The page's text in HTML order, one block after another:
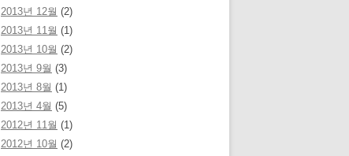
2013년 12월 (2)
2013년 11월 (1)
2013년 10월 (2)
2013년 9월 (3)
2013년 8월 (1)
2013년 4월 (5)
2012년 11월 (1)
2012년 10월 (2)